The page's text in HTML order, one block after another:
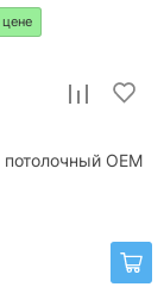
OEM